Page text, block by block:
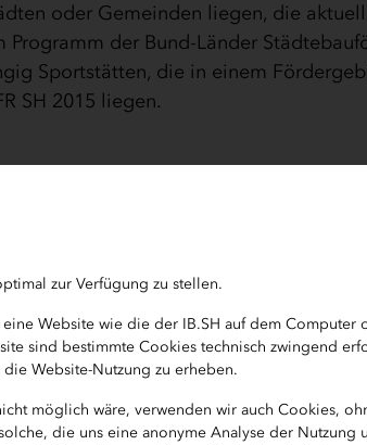
zur Verfügung zu stellen.
Website wie die der IB.SH auf dem Computer
sind bestimmte Cookies technisch zwingend
Website-Nutzung zu erheben.
möglich wäre, verwenden wir auch Cookies,
die uns eine anonyme Analyse der Nutzung
oder Gemeinden liegen, die
der Bund-Länder
Sportstätten, die in einem
SH 2015 liegen.
Folgeeinrichtungen von